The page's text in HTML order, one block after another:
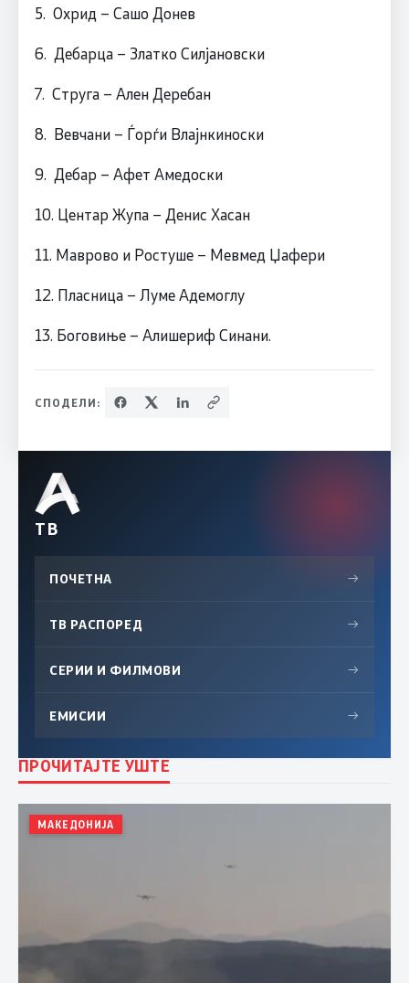
5. Охрид – Сашо Донев
6. Дебарца – Златко Силјановски
7. Струга – Ален Деребан
8. Вевчани – Ѓорѓи Влајнкиноски
9. Дебар – Афет Амедоски
10. Центар Жупа – Денис Хасан
11. Маврово и Ростуше – Мевмед Џафери
12. Пласница – Луме Адемоглу
13. Боговиње – Алишериф Синани.
СПОДЕЛИ:
ТВ
ПОЧЕТНА →
ТВ РАСПОРЕД →
СЕРИИ И ФИЛМОВИ →
ЕМИСИИ →
ПРОЧИТАЈТЕ УШТЕ
МАКЕДОНИЈА